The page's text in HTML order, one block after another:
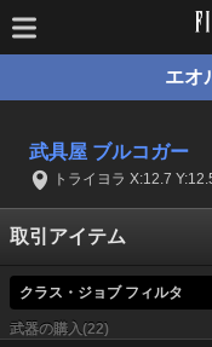
エオ
武具屋 ブルコガー
トライヨラ X:12.7
取引アイテム
クラス・ジョブ フィルタ
武器の購入(22)